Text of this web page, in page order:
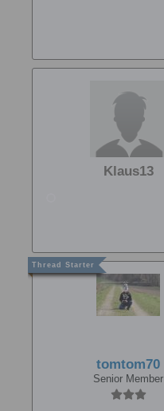
Klaus13
tomtom70
Senior Member